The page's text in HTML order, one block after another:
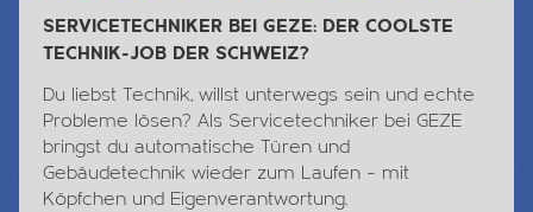
SERVICETECHNIKER BEI GEZE: DER COOLSTE
TECHNIK-JOB DER SCHWEIZ?
Du liebst Technik, willst unterwegs sein und echte
Probleme lösen? Als Servicetechniker bei GEZE
bringst du automatische Türen und
Gebäudetechnik wieder zum Laufen – mit
Köpfchen und Eigenverantwortung.